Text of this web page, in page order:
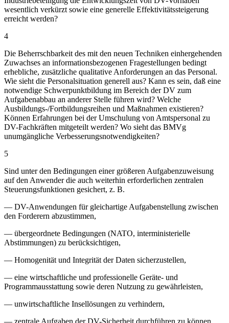
wesentlich verkürzt sowie eine generelle Effektivitätssteigerung
erreicht werden?
4
Die Beherrschbarkeit des mit den neuen Techniken einhergehenden
Zuwachses an informationsbezogenen Fragestellungen bedingt
erhebliche, zusätzliche qualitative Anforderungen an das Personal.
Wie sieht die Personalsituation generell aus? Kann es sein, daß eine
notwendige Schwerpunktbildung im Bereich der DV zum
Aufgabenabbau an anderer Stelle führen wird? Welche
Ausbildungs-/Fortbildungsreihen und Maßnahmen existieren?
Können Erfahrungen bei der Umschulung von Amtspersonal zu
DV-Fachkräften mitgeteilt werden? Wo sieht das BMVg
unumgängliche Verbesserungsnotwendigkeiten?
5
Sind unter den Bedingungen einer größeren Aufgabenzuweisung
auf den Anwender die auch weiterhin erforderlichen zentralen
Steuerungsfunktionen gesichert, z. B.
— DV-Anwendungen für gleichartige Aufgabenstellung zwischen
den Forderern abzustimmen,
— übergeordnete Bedingungen (NATO, interministerielle
Abstimmungen) zu berücksichtigen,
— Homogenität und Integrität der Daten sicherzustellen,
— eine wirtschaftliche und professionelle Geräte- und
Programmausstattung sowie deren Nutzung zu gewährleisten,
— unwirtschaftliche Insellösungen zu verhindern,
— zentrale Aufgaben der DV-Sicherheit durchführen zu können,